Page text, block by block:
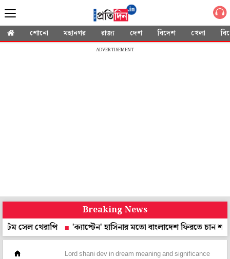
শোনো মহানগর রাজ্য দেশ বিদেশ খেলা
ADVERTISEMENT
Breaking News
'ক্যাপ্টেন' হাসিনার মতো বাংলাদেশ ফিরতে চান শাকিব,
Lord shani dev in dream meaning and significance